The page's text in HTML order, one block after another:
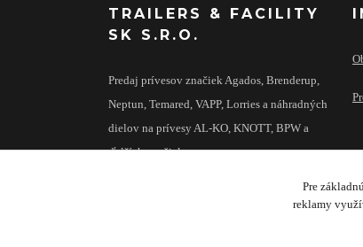
TRAILERS & FACILITY
SK S.R.O.
Predaj prívesov značiek Agados, Brenderup,
Neptun, Temared, VAPP, Lorries a náhradných
dielov na prívesy AL-KO, KNOTT, BPW a
ďalších značiek.
Pre
reklamy